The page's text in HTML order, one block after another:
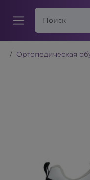
Ортопедическая